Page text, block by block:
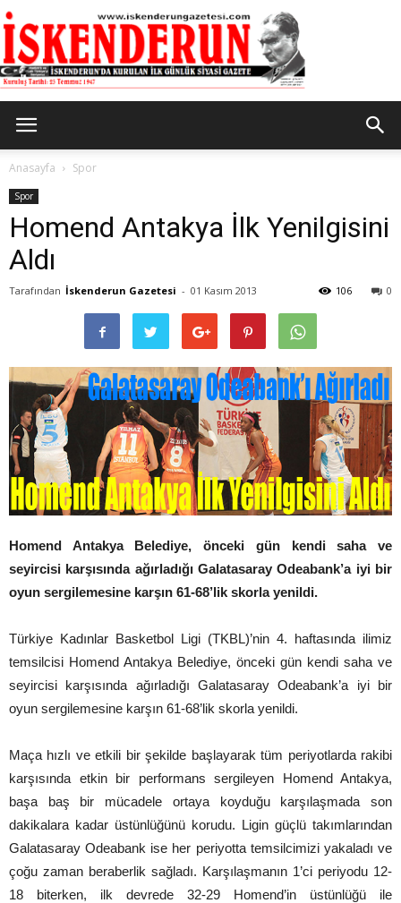
Gazetesi
Anasayfa Spor
Spor
Homend Antakya İlk Yenilgisini
Aldı
Tarafından İskenderun Gazetesi - 01 Kasım 2013 0
106
Homend Antakya Belediye, önceki gün kendi saha ve
seyircisi karşısında ağırladığı Galatasaray Odeabank’a iyi bir
oyun sergilemesine karşın 61-68’lik skorla yenildi.
Türkiye Kadınlar Basketbol Ligi (TKBL)’nin 4. haftasında ilimiz
temsilcisi Homend Antakya Belediye, önceki gün kendi saha ve
seyircisi karşısında ağırladığı Galatasaray Odeabank’a iyi bir
oyun sergilemesine karşın 61-68’lik skorla yenildi.
Maça hızlı ve etkili bir şekilde başlayarak tüm periyotlarda rakibi
karşısında etkin bir performans sergileyen Homend Antakya,
başa baş bir mücadele ortaya koyduğu karşılaşmada son
dakikalara kadar üstünlüğünü korudu. Ligin güçlü takımlarından
Galatasaray Odeabank ise her periyotta temsilcimizi yakaladı ve
çoğu zaman beraberlik sağladı. Karşılaşmanın 1’ci periyodu 12-
18 biterken, ilk devrede 32-29 Homend’in üstünlüğü ile